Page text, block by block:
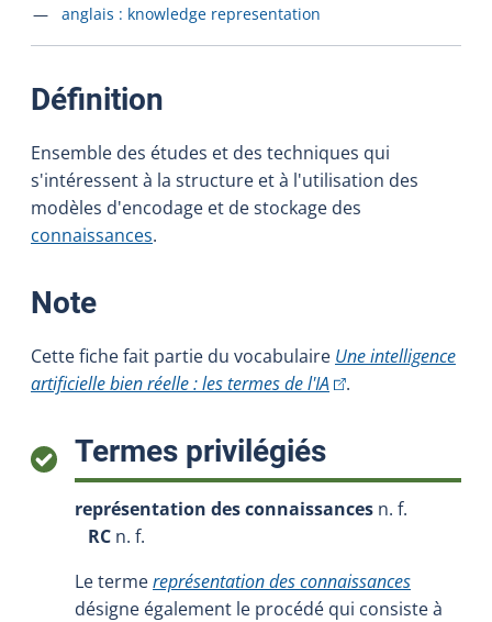
Accéder à la fiche en
anglais : knowledge representation
Définition
Ensemble des études et des techniques qui
s'intéressent à la structure et à l'utilisation des
modèles d'encodage et de stockage des
connaissances.
Note:
Cette fiche fait partie du vocabulaire Une intelligence
artificielle bien réelle : les termes de l'IA(Cet hyperlien
.
Termes privilégiés:
représentation des connaissances n. f.
RC n. f.
Le termereprésentation des connaissances
désigne également le procédé qui consiste à